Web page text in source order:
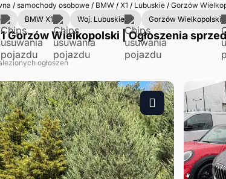
/samochody osobowe /BMW /X1 /Lubuskie /Gorzów
BMW X1 Woj. Lubuskie Gorzów Wielkopolski
Gorzów Wielkopolski | Ogłoszenia
ogłoszeń